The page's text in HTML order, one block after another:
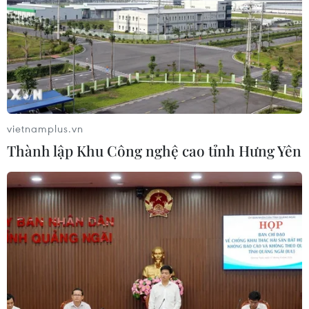
05/08/2026 03:22
Quan hệ Đối tác chiến
lược toàn diện Việt Nam-Thái Lan
04/08/2026 23:22
Nâng cao nhận thức về vai trò chủ
động, tích cực của Việt Nam trong
ASEAN
04/08/2026 14:09
Xem thêm
vietnamplus.vn
Thành lập Khu Công nghệ cao tỉnh Hưng Yên